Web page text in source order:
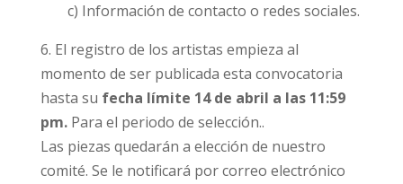
c) Información de contacto o redes sociales.
6. El registro de los artistas empieza al
momento de ser publicada esta convocatoria
hasta su fecha límite 14 de abril a las 11:59
pm.Para el periodo de selección..
Las piezas quedarán a elección de nuestro
comité. Se le notificará por correo electrónico